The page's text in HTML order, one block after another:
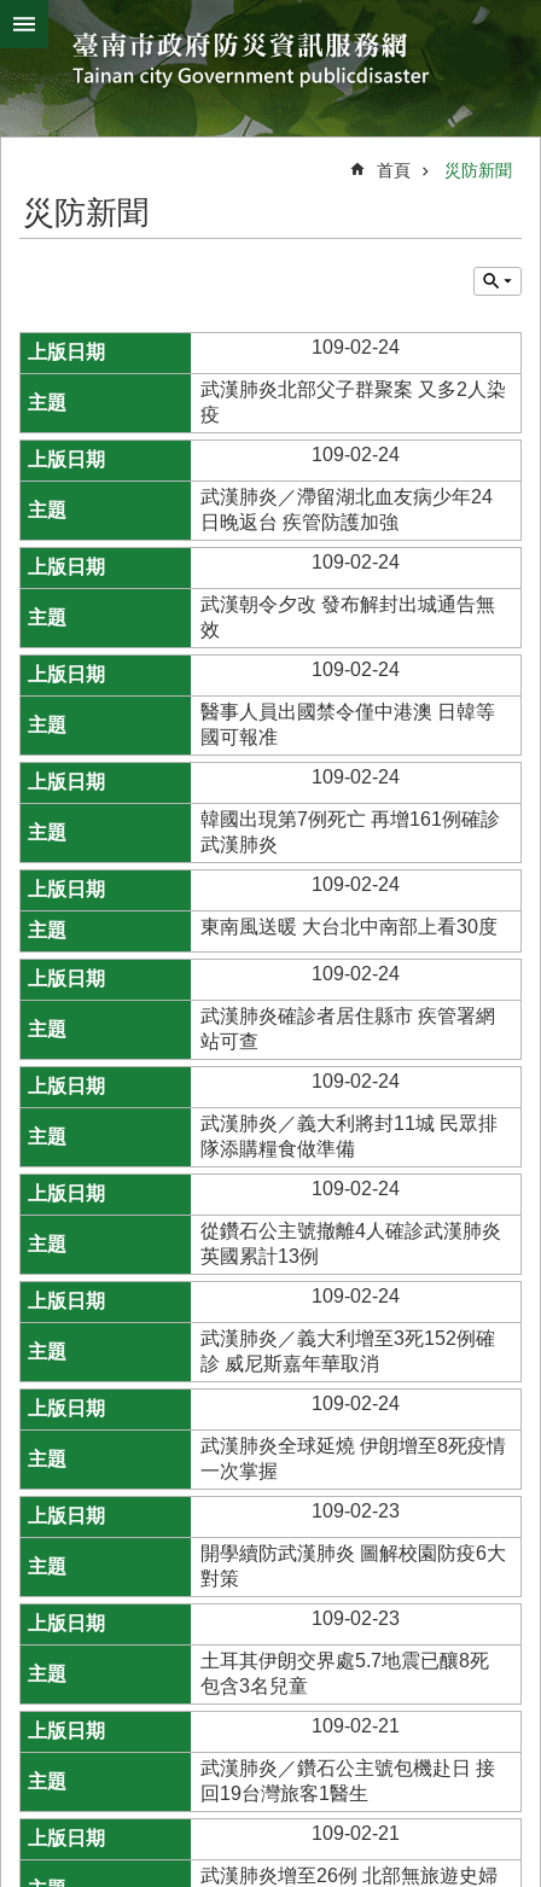
跳到主要內容區塊
搜
尋
進
階
搜
熱
字
颱
風
災
害
公
室
簡
介
災
防
新
業
專
區
便
民
務
網
導
覽
回
首
頁
市
府
首
首頁 災防新聞
災防新聞
109-02-24
武漢肺炎北部父子群聚案 又多2人染
疫
109-02-24
武漢肺炎／滯留湖北血友病少年24
日晚返台 疾管防護加強
109-02-24
武漢朝令夕改 發布解封出城通告無
效
109-02-24
醫事人員出國禁令僅中港澳 日韓等
國可報准
109-02-24
韓國出現第7例死亡 再增161例確診
武漢肺炎
109-02-24
東南風送暖 大台北中南部上看30度
109-02-24
武漢肺炎確診者居住縣市 疾管署網
站可查
109-02-24
武漢肺炎／義大利將封11城 民眾排
隊添購糧食做準備
109-02-24
從鑽石公主號撤離4人確診武漢肺炎
英國累計13例
109-02-24
武漢肺炎／義大利增至3死152例確
診 威尼斯嘉年華取消
109-02-24
武漢肺炎全球延燒 伊朗增至8死疫情
一次掌握
109-02-23
開學續防武漢肺炎 圖解校園防疫6大
對策
109-02-23
土耳其伊朗交界處5.7地震已釀8死
包含3名兒童
109-02-21
武漢肺炎／鑽石公主號包機赴日 接
回19台灣旅客1醫生
109-02-21
武漢肺炎增至26例 北部無旅遊史婦